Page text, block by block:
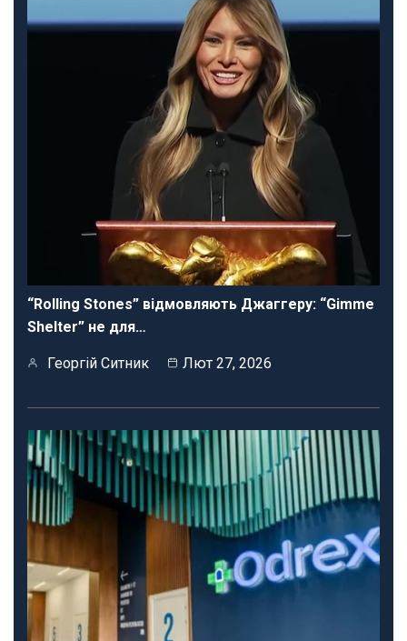
“Rolling Stones” відмовляють Джаггеру: “Gimme
Shelter” не для…
Георгій Ситник Лют 27, 2026